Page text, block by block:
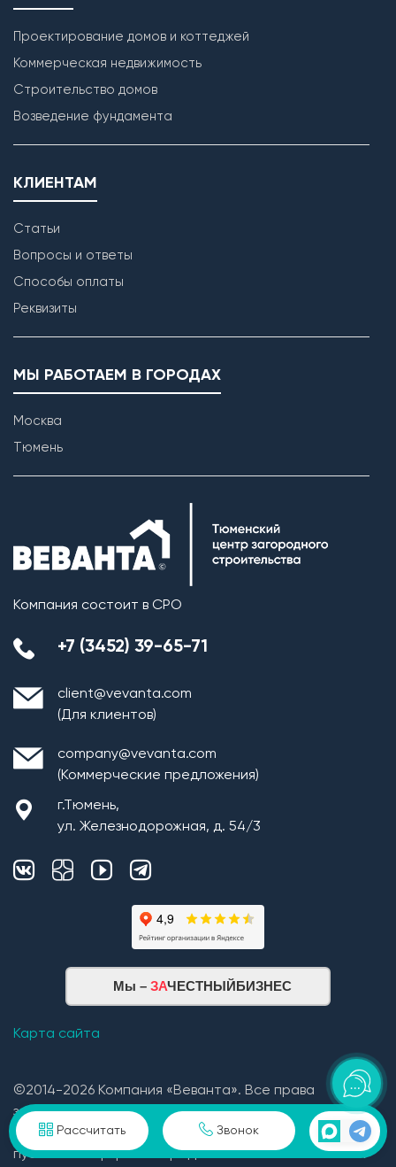
Рассчитать Звонок
Проектирование домов и коттеджей
Коммерческая недвижимость
Строительство домов
Возведение фундамента
КЛИЕНТАМ
Статьи
Вопросы и ответы
Способы оплаты
Реквизиты
МЫ РАБОТАЕМ В ГОРОДАХ
Москва
Тюмень
Компания состоит в СРО
+7 (3452) 39-65-71
client@vevanta.com
(Для клиентов)
company@vevanta.com
(Коммерческие предложения)
г.Тюмень,
ул. Железнодорожная, д. 54/3
Мы – ЗАЧЕСТНЫЙБИЗНЕС
Карта сайта
©2014-2026 Компания «Веванта». Все права
защищены. При использование материала
гиперссылка обязательна. Сайт не является
публичной офертой определяемой положениями ГК